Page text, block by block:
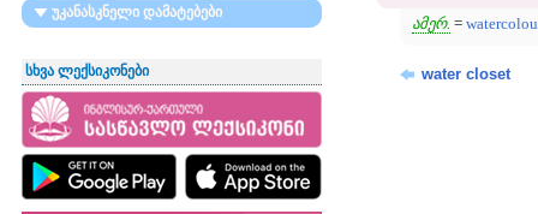
უკანასკნელი დამატებები
სხვა ლექსიკონები
ამერ. =
water closet